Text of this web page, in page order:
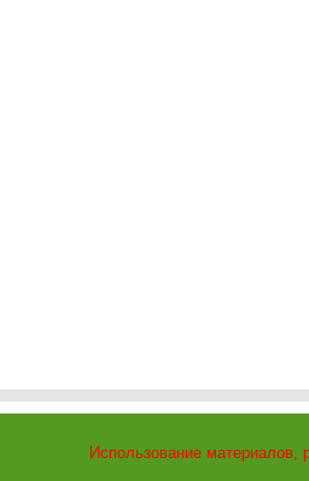
Использование материалов,